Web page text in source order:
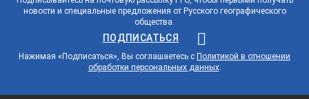
новости и специальные предложения от Русского географического
общества.
ПОДПИСАТЬСЯ
Нажимая «Подписаться», Вы соглашаетесь с Политикой в отношении
обработки персональных данных.